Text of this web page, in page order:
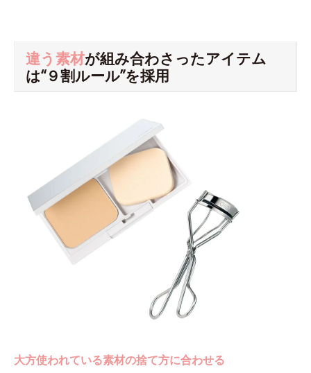
違う素材が組み合わさったアイテム
は“９割ルール”を採用
大方使われている素材の捨て方に合わせる